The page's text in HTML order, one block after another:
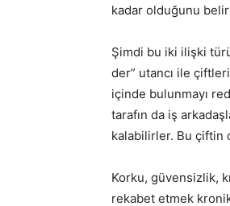
kadar olduğunu
Şimdi bu iki ilişki
der” utancı ile
içinde bulunmayı
tarafın da iş
kalabilirler. Bu çiftin
Korku, güvensizlik,
rekabet etmek